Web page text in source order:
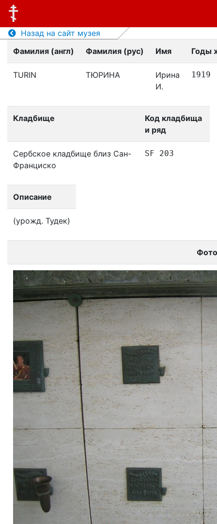
Назад на сайт музея
Фамилия (англ)
Фамилия (рус) Имя Годы
TURIN ТЮРИНА
Ирина
И.
1919
Кладбище
Код кладбища
и ряд
Сербское кладбище близ Сан-
Франциско
SF 203
Описание
(урожд. Тудек)
Фото